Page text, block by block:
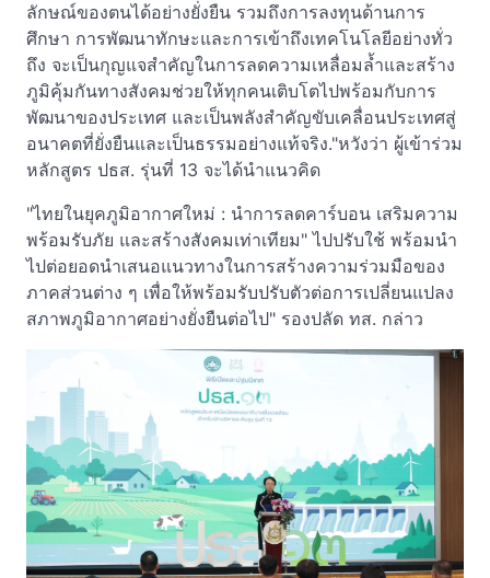
ลักษณ์ของตนได้อย่างยั่งยืน รวมถึงการลงทุนด้านการ
ศึกษา การพัฒนาทักษะและการเข้าถึงเทคโนโลยีอย่างทั่ว
ถึง จะเป็นกุญแจสำคัญในการลดความเหลื่อมล้ำและสร้าง
ภูมิคุ้มกันทางสังคมช่วยให้ทุกคนเติบโตไปพร้อมกับการ
พัฒนาของประเทศ และเป็นพลังสำคัญขับเคลื่อนประเทศสู่
อนาคตที่ยั่งยืนและเป็นธรรมอย่างแท้จริง."หวังว่า ผู้เข้าร่วม
หลักสูตร ปธส. รุ่นที่ 13 จะได้นำแนวคิด
"ไทยในยุคภูมิอากาศใหม่ : นำการลดคาร์บอน เสริมความ
พร้อมรับภัย และสร้างสังคมเท่าเทียม" ไปปรับใช้ พร้อมนำ
ไปต่อยอดนำเสนอแนวทางในการสร้างความร่วมมือของ
ภาคส่วนต่าง ๆ เพื่อให้พร้อมรับปรับตัวต่อการเปลี่ยนแปลง
สภาพภูมิอากาศอย่างยั่งยืนต่อไป" รองปลัด ทส. กล่าว